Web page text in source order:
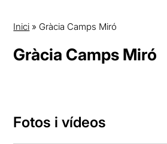
Inici » Gràcia Camps Miró
Gràcia Camps Miró
Fotos i vídeos